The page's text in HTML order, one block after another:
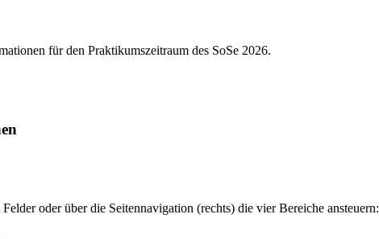
für den Praktikumszeitraum des SoSe 2026.
oder über die Seitennavigation (rechts) die vier Bereiche ansteuern: